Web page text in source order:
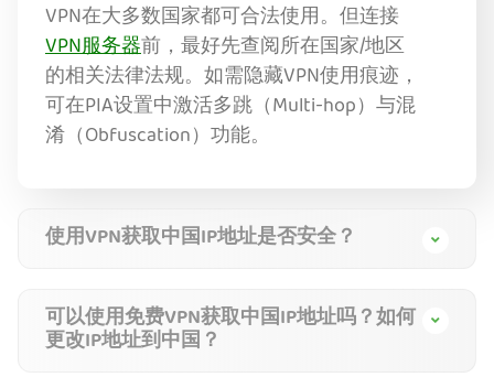
VPN在大多数国家都可合法使用。但连接
VPN服务器前，最好先查阅所在国家/地区
的相关法律法规。如需隐藏VPN使用痕迹，
可在PIA设置中激活多跳（Multi-hop）与混
淆（Obfuscation）功能。
使用VPN获取中国IP地址是否安全？
可以使用免费VPN获取中国IP地址吗？如何
更改IP地址到中国？